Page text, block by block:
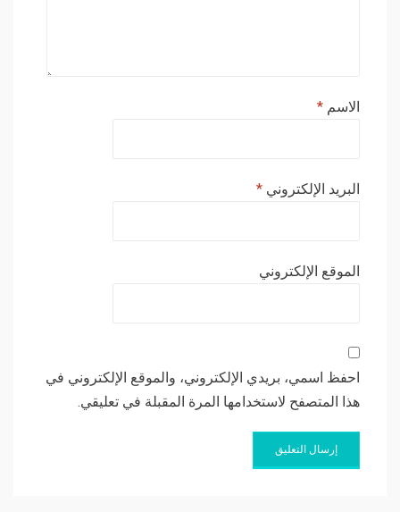
الاسم *
البريد الإلكتروني *
الموقع الإلكتروني
احفظ اسمي، بريدي الإلكتروني، والموقع الإلكتروني في
هذا المتصفح لاستخدامها المرة المقبلة في تعليقي.